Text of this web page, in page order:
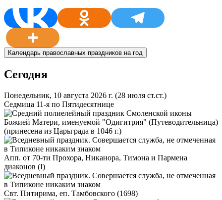
Календарь православных праздников на год
Сегодня
Понедельник, 10 августа 2026 г. (28 июля ст.ст.)
Седмица 11-я по Пятидесятнице
Смоленской иконы
Божией Матери, именуемой "Одигитрия" (Путеводительница)
(принесена из Царьграда в 1046 г.)
Апп. от 70-ти Прохора, Никанора, Тимона и Пармена
диаконов (I)
Свт. Питирима, еп. Тамбовского (1698)